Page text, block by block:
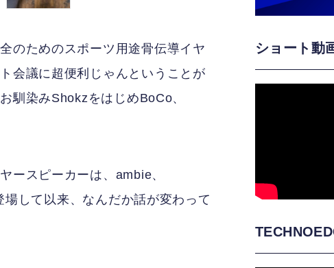
のためのスポーツ用途骨伝導イヤ
会議に超便利じゃんということが
馴染みShokzをはじめBoCo、
ースピーカーは、ambie、
して以来、なんだか話が変わって
ショート動